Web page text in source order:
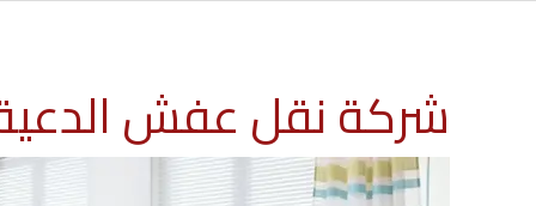
شركة نقل عفش الدعية 60776685 شركة المهدي ارخص نقل اثاث